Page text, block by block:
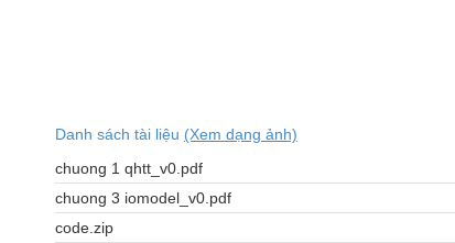
Danh sách tài liệu (Xem dạng ảnh)
chuong 1 qhtt_v0.pdf
chuong 3 iomodel_v0.pdf
code.zip